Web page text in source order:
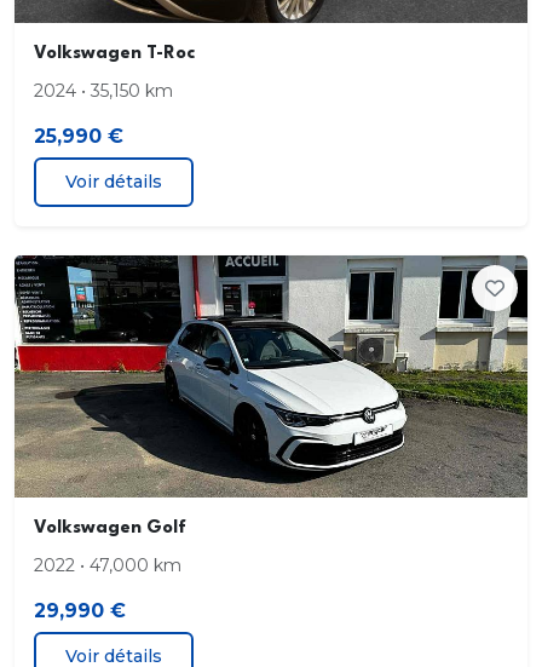
Volkswagen T-Roc
2024 • 35,150 km
25,990 €
Voir détails
Volkswagen Golf
2022 • 47,000 km
29,990 €
Voir détails